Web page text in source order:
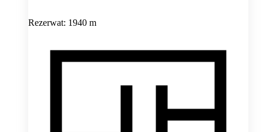
Rezerwat: 1940 m